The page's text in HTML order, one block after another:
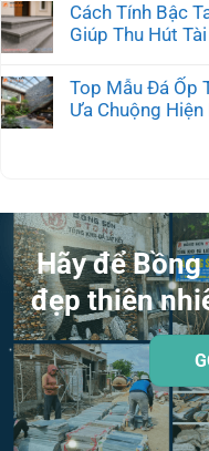
Cách Tính Bậc
Giúp Thu Hút
Top Mẫu Đá Ốp
Ưa Chuộng Hiện
Hãy để
đẹp thiên